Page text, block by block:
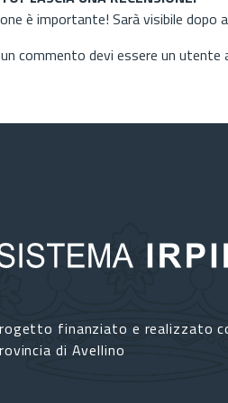
è importante! Sarà visibile dopo
commento devi essere un
finanziato e realizzato
di Avellino